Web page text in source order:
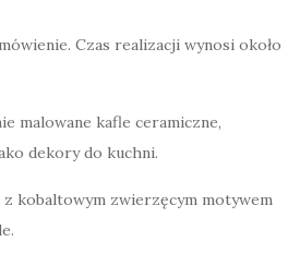
Czas realizacji wynosi około
malowane kafle ceramiczne,
dekory do kuchni.
kobaltowym zwierzęcym motywem